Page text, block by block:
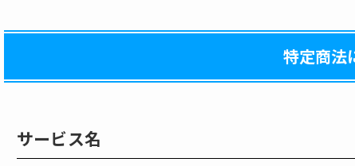
特定商法
サービス名